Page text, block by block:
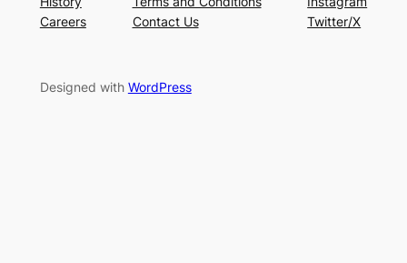
Careers
Contact Us
Twitter/X
Designed with WordPress